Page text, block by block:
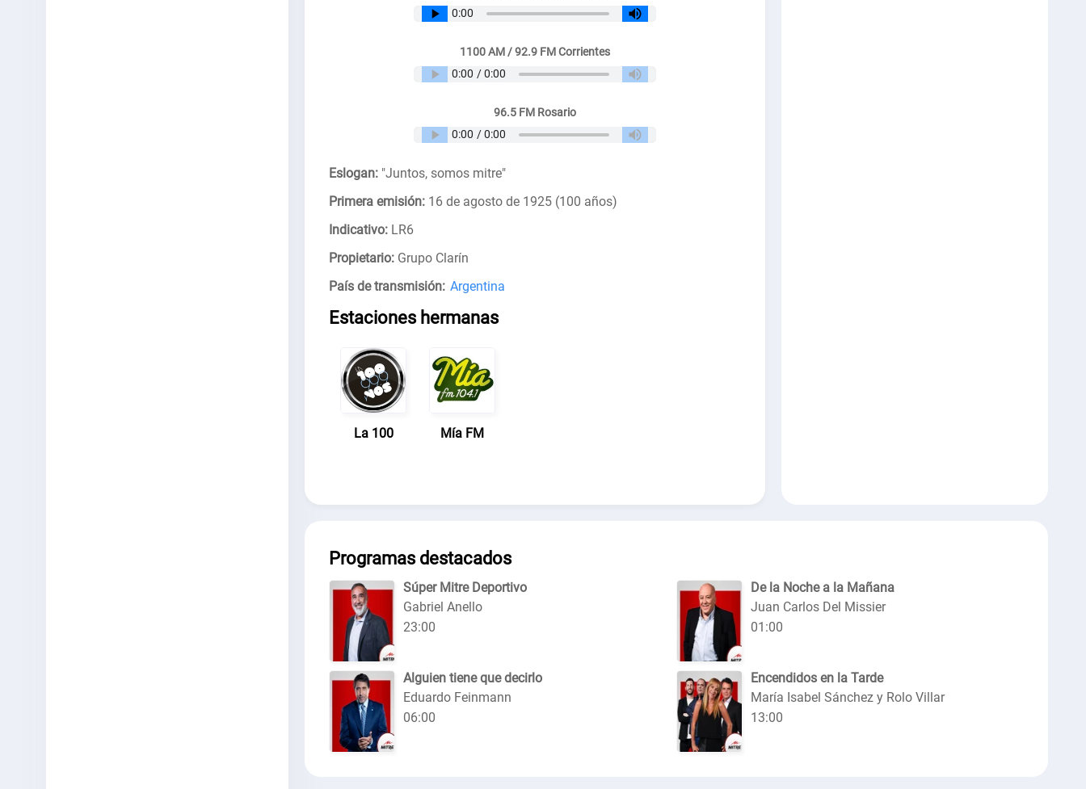
1100 AM / 92.9 FM Corrientes
96.5 FM Rosario
Eslogan: "Juntos, somos mitre"
Primera emisión: 16 de agosto de 1925 (100 años)
Indicativo: LR6
Propietario: Grupo Clarín
País de transmisión: Argentina
Estaciones hermanas
La 100 Mía FM
Programas destacados
Súper Mitre Deportivo
Gabriel Anello
23:00
De la Noche a la Mañana
Juan Carlos Del Missier
01:00
Alguien tiene que decirlo
Eduardo Feinmann
06:00
Encendidos en la Tarde
María Isabel Sánchez y Rolo Villar
13:00